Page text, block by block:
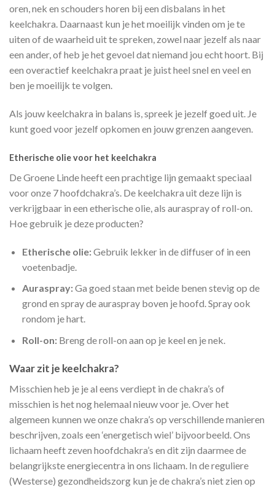
oren, nek en schouders horen bij een disbalans in het
keelchakra. Daarnaast kun je het moeilijk vinden om je te
uiten of de waarheid uit te spreken, zowel naar jezelf als naar
een ander, of heb je het gevoel dat niemand jou echt hoort. Bij
een overactief keelchakra praat je juist heel snel en veel en
ben je moeilijk te volgen.
Als jouw keelchakra in balans is, spreek je jezelf goed uit. Je
kunt goed voor jezelf opkomen en jouw grenzen aangeven.
Etherische olie voor het keelchakra
De Groene Linde heeft een prachtige lijn gemaakt speciaal
voor onze 7 hoofdchakra’s. De keelchakra uit deze lijn is
verkrijgbaar in een etherische olie, als auraspray of roll-on.
Hoe gebruik je deze producten?
Etherische olie:Gebruik lekker in de diffuser of in een
voetenbadje.
Auraspray:Ga goed staan met beide benen stevig op de
grond en spray de auraspray boven je hoofd. Spray ook
rondom je hart.
Roll-on:Breng de roll-on aan op je keel en je nek.
Waar zit je keelchakra?
Misschien heb je je al eens verdiept in de chakra’s of
misschien is het nog helemaal nieuw voor je. Over het
algemeen kunnen we onze chakra’s op verschillende manieren
beschrijven, zoals een ‘energetisch wiel’ bijvoorbeeld. Ons
lichaam heeft zeven hoofdchakra’s en dit zijn daarmee de
belangrijkste energiecentra in ons lichaam. In de reguliere
(Westerse) gezondheidszorg kun je de chakra’s niet zien op